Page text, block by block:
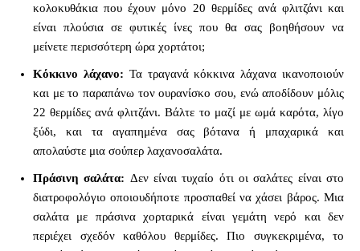
κολοκυθάκια που έχουν μόνο 20 θερμίδες ανά φλιτζάνι και
είναι πλούσια σε φυτικές ίνες που θα σας βοηθήσουν να
μείνετε περισσότερη ώρα χορτάτοι;
Κόκκινο λάχανο: Τα τραγανά κόκκινα λάχανα ικανοποιούν
και με το παραπάνω τον ουρανίσκο σου, ενώ αποδίδουν μόλις
22 θερμίδες ανά φλιτζάνι. Βάλτε το μαζί με ωμά καρότα, λίγο
ξύδι, και τα αγαπημένα σας βότανα ή μπαχαρικά και
απολαύστε μια σούπερ λαχανοσαλάτα.
Πράσινη σαλάτα: Δεν είναι τυχαίο ότι οι σαλάτες είναι στο
διατροφολόγιο οποιουδήποτε προσπαθεί να χάσει βάρος. Μια
σαλάτα με πράσινα χορταρικά είναι γεμάτη νερό και δεν
περιέχει σχεδόν καθόλου θερμίδες. Πιο συγκεκριμένα, το